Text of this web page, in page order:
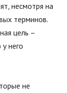
несмотря на
терминов.
цель –
него
не